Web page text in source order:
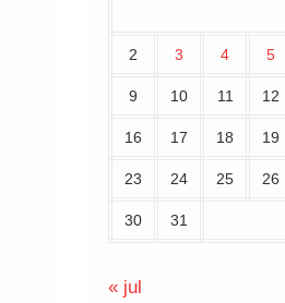
2 3 4 5
9 10 11 12
16 17 18 19
23 24 25 26
30 31
« jul